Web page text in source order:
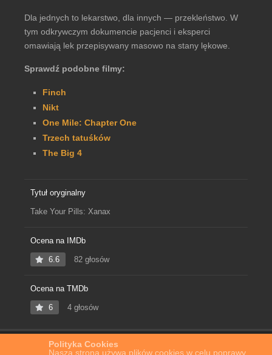
Polityka Cookies
Nasza strona używa plików cookies w celu poprawy
Dla jednych to lekarstwo, dla innych — przekleństwo. W
tym odkrywczym dokumencie pacjenci i eksperci
omawiają lek przepisywany masowo na stany lękowe.
Sprawdź podobne filmy:
Finch
Nikt
One Mile: Chapter One
Trzech tatuśków
The Big 4
Tytuł oryginalny
Take Your Pills: Xanax
Ocena na IMDb
6.6 82 głosów
Ocena na TMDb
6 4 głosów
Film Online Take Your Pills: Xanax